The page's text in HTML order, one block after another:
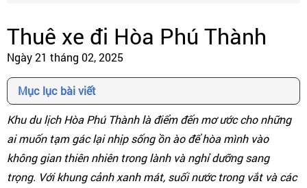
Thuê xe đi Hòa Phú Thành
Ngày 21 tháng 02, 2025
Mục lục bài viết
Khu du lịch Hòa Phú Thành là điểm đến mơ ước cho những
ai muốn tạm gác lại nhịp sống ồn ào để hòa mình vào
không gian thiên nhiên trong lành và nghỉ dưỡng sang
trọng. Với khung cảnh xanh mát, suối nước trong vắt và các